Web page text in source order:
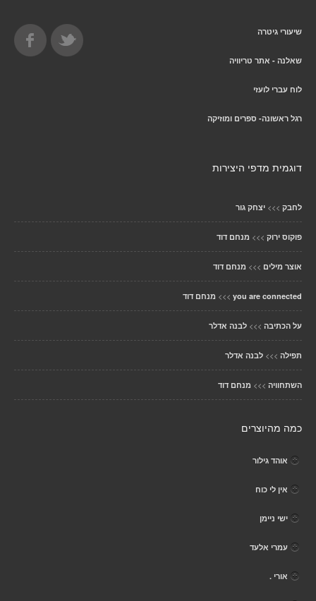
שיעורי גיטרה
שאלנה - אתר טריוויה
לוח עברי לועזי
רגל ראשונה- ספרים ומוזיקה
דוגמית מדפי היצירות
לחבק >>> יצחק גור
פוקוס ירוק >>> מנחם דוד
אוצר מילים >>> מנחם דוד
you are connected
>>> מנחם דוד
על הכתיבה >>> לבנה אדלר
תפילה >>> לבנה אדלר
השתחוויה >>> מנחם דוד
כמה מהיוצרים
אוהד גילור
אין לי כוח
ישי ניימן
עמרי אלעד
אורי .